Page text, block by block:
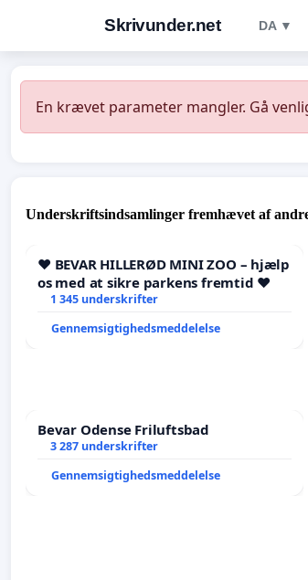
Skrivunder.net DA ▼
En krævet parameter mangler. Gå
Underskriftsindsamlinger fremhævet af
❤️ BEVAR HILLERØD MINI ZOO – hjælp
os med at sikre parkens fremtid ❤️
1 345 underskrifter
Gennemsigtighedsmeddelelse
Bevar Odense Friluftsbad
3 287 underskrifter
Gennemsigtighedsmeddelelse